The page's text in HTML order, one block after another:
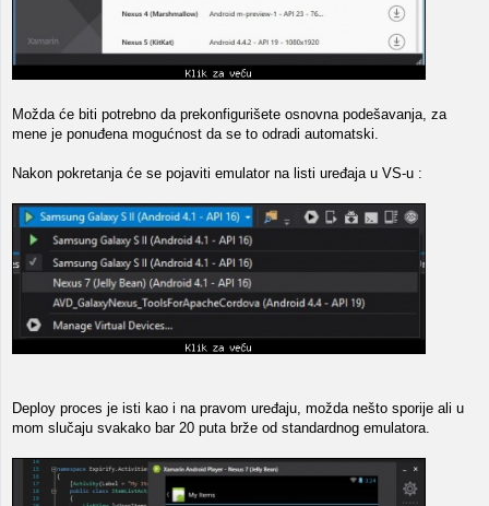
Možda će biti potrebno da prekonfigurišete osnovna podešavanja, za
mene je ponuđena mogućnost da se to odradi automatski.
Nakon pokretanja će se pojaviti emulator na listi uređaja u VS-u :
Deploy proces je isti kao i na pravom uređaju, možda nešto sporije ali u
mom slučaju svakako bar 20 puta brže od standardnog emulatora.